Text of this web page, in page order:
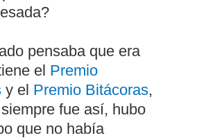
pensaba que era
el Premio
y el Premio Bitácoras,
fue así, hubo
que no había